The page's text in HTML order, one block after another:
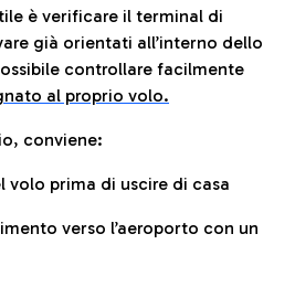
è verificare il terminal di
già orientati all’interno dello
controllare facilmente
al proprio volo.
conviene:
volo prima di uscire di casa
verso l’aeroporto con un